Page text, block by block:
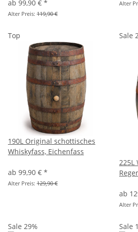
ab 99,90 € *
Alter Preis: 119,90 €
Alter
Top
190L Original schottisches
Whiskyfass, Eichenfass
ab 99,90 € *
Alter Preis: 129,90 €
Sale
225L
ab
Alter
Sale 29% Sale